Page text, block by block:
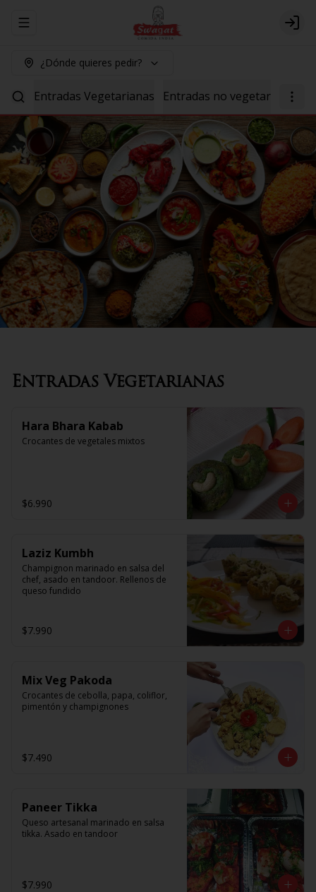
Abrir menu de navegación Login
¿Dónde quieres pedir?
Entradas Vegetarianas Entradas no vegetarianas
Entradas Vegetarianas
Hara Bhara Kabab
Crocantes de vegetales mixtos
$6.990
Laziz Kumbh
Champignon marinado en salsa del
chef, asado en tandoor. Rellenos de
queso fundido
$7.990
Mix Veg Pakoda
Crocantes de cebolla, papa, coliflor,
pimentón y champignones
$7.490
Paneer Tikka
Queso artesanal marinado en salsa
tikka. Asado en tandoor
$7.990